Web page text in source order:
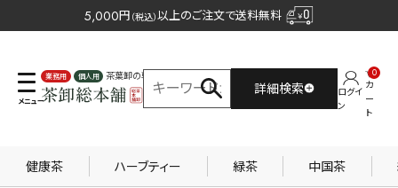
5,000円 （税込）以上のご注文で送料無料
業務用 個人用
茶葉卸の専門サイト
詳細検索
ログイ
ン
カ
ー
ト
0
健康茶 ハーブティー 緑茶 中国茶